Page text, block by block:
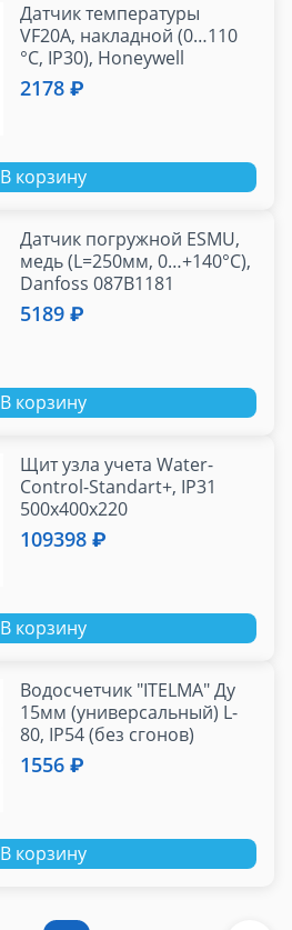
Датчик температуры
VF20A, накладной (0…110
°C, IP30), Honeywell
2178 ₽
В корзину
Датчик погружной ESMU,
медь (L=250мм, 0…+140°С),
Danfoss 087B1181
5189 ₽
В корзину
Щит узла учета Water-
Control-Standart+, IP31
500х400х220
109398 ₽
В корзину
Водосчетчик "ITELMA" Ду
15мм (универсальный) L-
80, IP54 (без сгонов)
1556 ₽
В корзину